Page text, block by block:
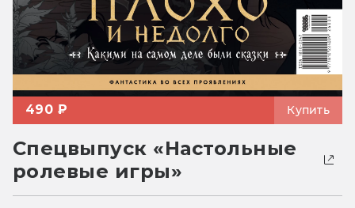
490 ₽ Купить
Спецвыпуск «Настольные
ролевые игры»